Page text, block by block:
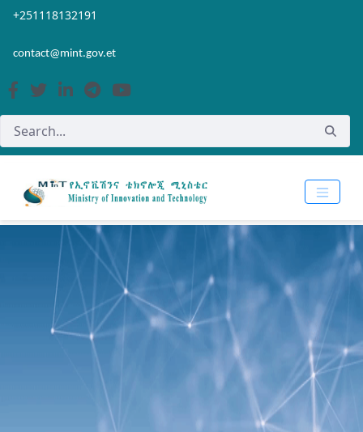
Skip to Main Content
Open Accessibility Menu
+251118132191
contact@mint.gov.et